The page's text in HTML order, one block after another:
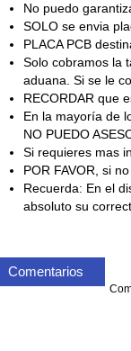
No puedo
SOLO se envia
PLACA PCB
Solo cobramos la
aduana. Si se le
RECORDAR que
En la mayoría de
NO PUEDO
Si requieres mas
POR FAVOR, si
Recuerda: En el
absoluto su
Comentarios